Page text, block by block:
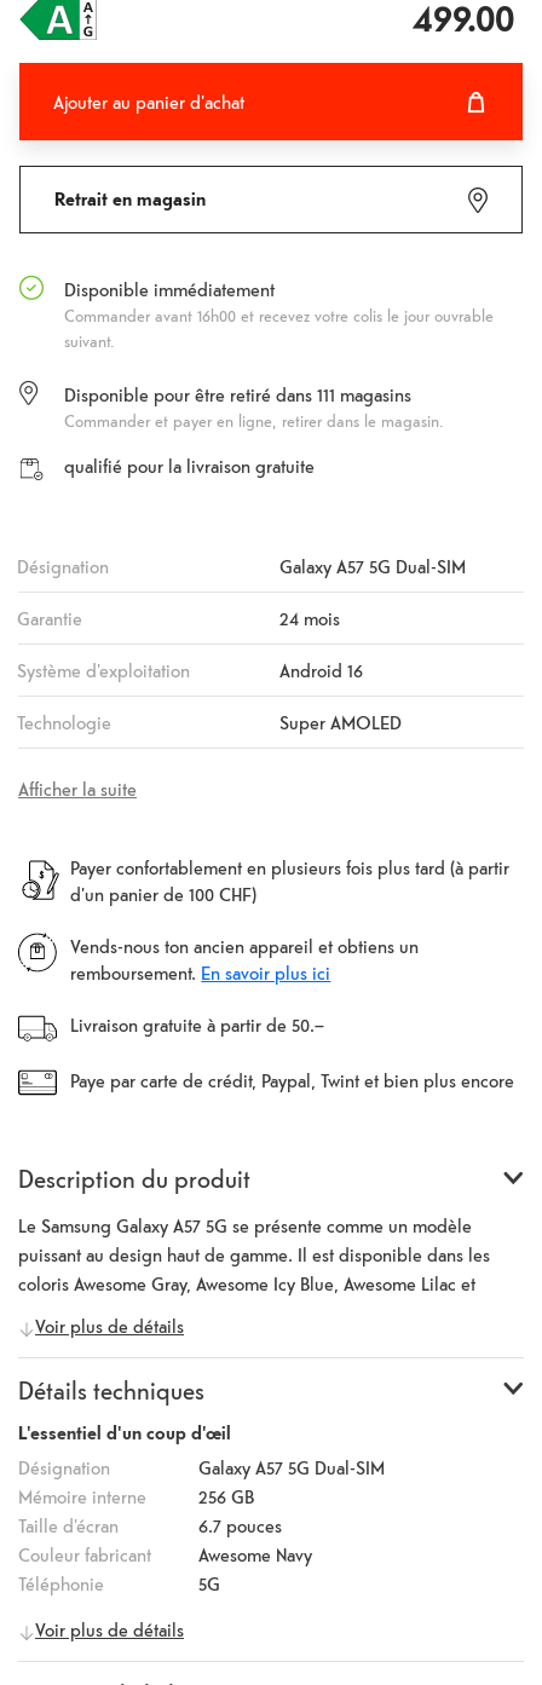
499.00
Ajouter au panier d'achat
Retrait en magasin
Disponible immédiatement
Commander avant 16h00 et recevez votre colis le jour ouvrable
suivant.
Disponible pour être retiré dans 111 magasins
Commander et payer en ligne, retirer dans le magasin.
qualifié pour la livraison gratuite
Désignation Galaxy A57 5G Dual-SIM
Garantie 24 mois
Système d'exploitation Android 16
Technologie Super AMOLED
Afficher la suite
Payer confortablement en plusieurs fois plus tard (à partir
d'un panier de 100 CHF)
Vends-nous ton ancien appareil et obtiens un
remboursement. En savoir plus ici
Livraison gratuite à partir de 50.–
Paye par carte de crédit, Paypal, Twint et bien plus encore
Description du produit
Le Samsung Galaxy A57 5G se présente comme un modèle
puissant au design haut de gamme. Il est disponible dans les
coloris Awesome Gray, Awesome Icy Blue, Awesome Lilac et
Awesome Navy. Il est livré avec Android 16 et utilise le puissant
processeur Exynos 1680, qui permet des performances
Le grand écran Super AMOLED de 6,7 pouces offre une
résolution de 2340 x 1080 pixels, un taux de rafraîchissement de
120 Hz ainsi qu’une luminosité maximale élevée, garantissant une
expérience visuelle immersive. Le système de caméra comprend
un capteur principal de 50 mégapixels avec stabilisation optique
de l’image, un objectif ultra grand-angle de 12 mégapixels et un
objectif macro de 5 mégapixels. La caméra frontale est
également équipée de 12 mégapixels. Grâce à des outils
intelligents comme « Circle to Search avec Google », les
informations recherchées peuvent être trouvées en un instant.
Voir plus de détails
Détails techniques
L'essentiel d'un coup d'œil
Désignation
Galaxy A57 5G Dual-SIM
Mémoire interne
256 GB
Taille d'écran
6.7 pouces
Couleur fabricant
Awesome Navy
Téléphonie
5G
Voir plus de détails